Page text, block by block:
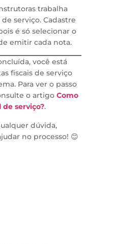
trabalha
serviço. Cadastre
é só selecionar o
emitir cada nota.
você está
fiscais de serviço
Para ver o passo
o artigo Como
serviço?.
dúvida,
no processo! 😊